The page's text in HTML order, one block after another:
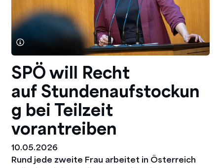
SPÖ will Recht
auf Stundenaufstockun
g bei Teilzeit
vorantreiben
10.05.2026
Rund jede zweite Frau arbeitet in Österreich